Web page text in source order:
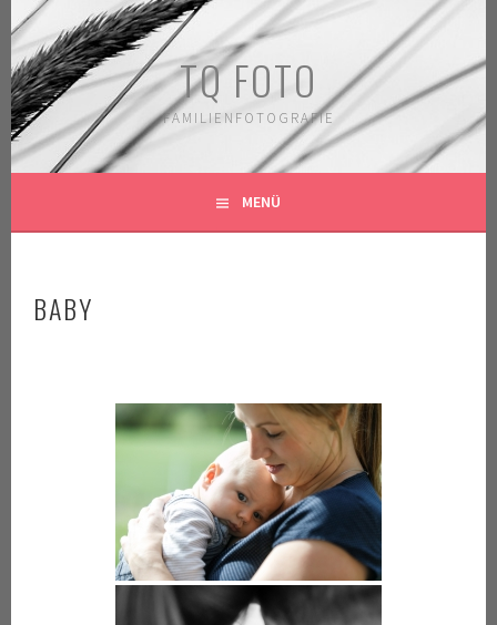
Springe
zum
Inhalt
TQ FOTO
FAMILIENFOTOGRAFIE
MENÜ
BABY